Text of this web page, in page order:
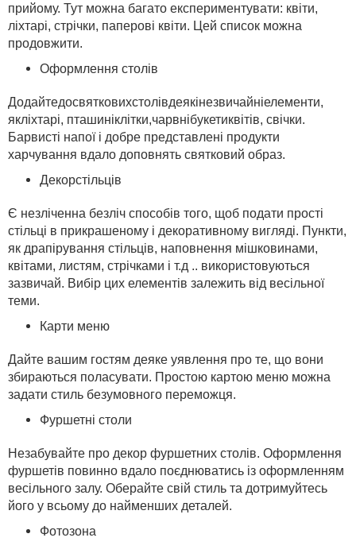
прийому. Тут можна багато експериментувати: квіти,
ліхтарі, стрічки, паперові квіти. Цей список можна
продовжити.
Оформлення столів
Додайтедосвятковихстолівдеякінезвичайніелементи,
якліхтарі, пташиніклітки,чарвнібукетиквітів, свічки.
Барвисті напої і добре представлені продукти
харчування вдало доповнять святковий образ.
Декорстільців
Є незліченна безліч способів того, щоб подати прості
стільці в прикрашеному і декоративному вигляді. Пункти,
як драпірування стільців, наповнення мішковинами,
квітами, листям, стрічками і т.д .. використовуються
зазвичай. Вибір цих елементів залежить від весільної
теми.
Карти меню
Дайте вашим гостям деяке уявлення про те, що вони
збираються поласувати. Простою картою меню можна
задати стиль безумовного переможця.
Фуршетні столи
Незабувайте про декор фуршетних столів. Оформлення
фуршетів повинно вдало поєднюватись із оформленням
весільного залу. Оберайте свій стиль та дотримуйтесь
його у всьому до найменших деталей.
Фотозона